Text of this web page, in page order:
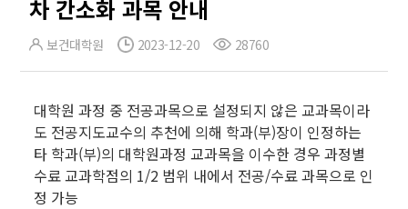
차 간소화 과목 안내
보건대학원 2023-12-20 28760
대학원 과정 중 전공과목으로 설정되지 않은 교과목이라
도 전공지도교수의 추천에 의해 학과(부)장이 인정하는
타 학과(부)의 대학원과정 교과목을 이수한 경우 과정별
수료 교과학점의 1/2 범위 내에서 전공/수료 과목으로 인
정 가능